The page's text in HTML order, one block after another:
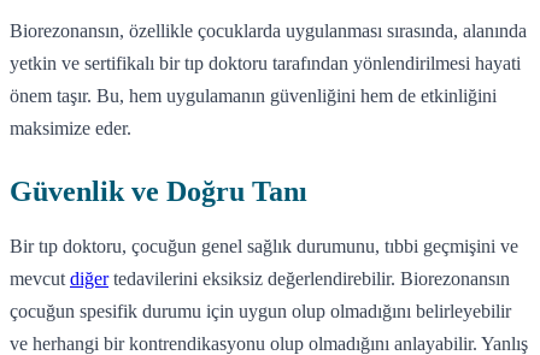
Biorezonansın, özellikle çocuklarda uygulanması sırasında, alanında
yetkin ve sertifikalı bir tıp doktoru tarafından yönlendirilmesi hayati
önem taşır. Bu, hem uygulamanın güvenliğini hem de etkinliğini
maksimize eder.
Güvenlik ve Doğru Tanı
Bir tıp doktoru, çocuğun genel sağlık durumunu, tıbbi geçmişini ve
mevcut diğertedavilerini eksiksiz değerlendirebilir. Biorezonansın
çocuğun spesifik durumu için uygun olup olmadığını belirleyebilir
ve herhangi bir kontrendikasyonu olup olmadığını anlayabilir. Yanlış